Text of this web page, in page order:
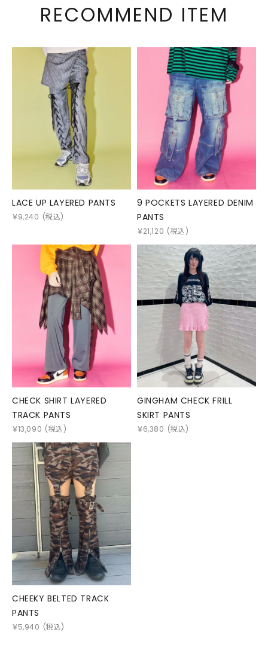
RECOMMEND ITEM
LACE UP LAYERED PANTS
￥9,240 (税込)
9 POCKETS LAYERED DENIM
PANTS
￥21,120 (税込)
CHECK SHIRT LAYERED
TRACK PANTS
￥13,090 (税込)
GINGHAM CHECK FRILL
SKIRT PANTS
￥6,380 (税込)
CHEEKY BELTED TRACK
PANTS
￥5,940 (税込)